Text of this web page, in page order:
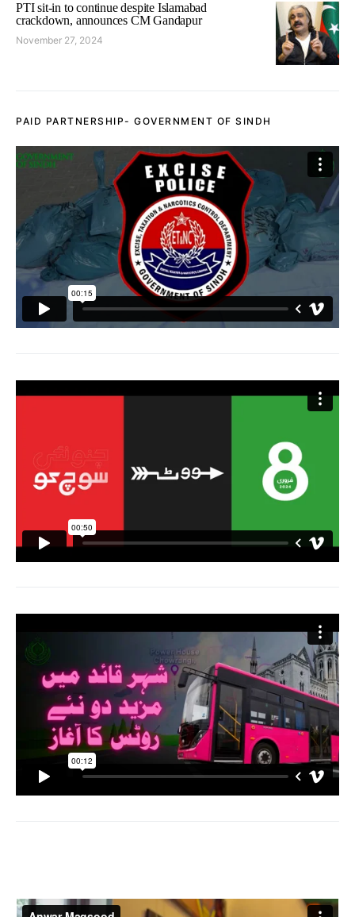
PTI sit-in to continue despite Islamabad
crackdown, announces CM Gandapur
November 27, 2024
PAID PARTNERSHIP- GOVERNMENT OF SINDH